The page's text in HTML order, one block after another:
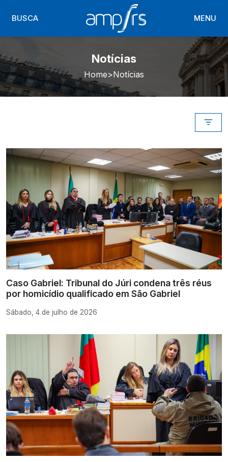
BUSCA MENU
Notícias
Home Notícias
Caso Gabriel: Tribunal do Júri condena três réus
por homicídio qualificado em São Gabriel
Sábado, 4 de julho de 2026